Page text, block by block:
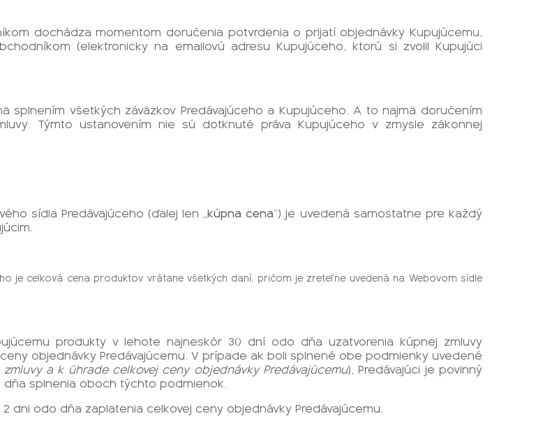
dochádza momentom doručenia potvrdenia o prijatí objednávky Kupujúcemu,
(elektronicky na emailovú adresu Kupujúceho, ktorú si zvolil Kupujúci
splnením všetkých záväzkov Predávajúceho a Kupujúceho. A to najmä doručením
Týmto ustanovením nie sú dotknuté práva Kupujúceho v zmysle zákonnej
sídla Predávajúceho (ďalej len „kúpna cena“) je uvedená samostatne pre každý
je celková cena produktov vrátane všetkých daní, pričom je zreteľne uvedená na Webovom sídle
produkty v lehote najneskôr 30 dní odo dňa uzatvorenia kúpnej zmluvy
objednávky Predávajúcemu. V prípade ak boli splnené obe podmienky uvedené
a k úhrade celkovej ceny objednávky Predávajúcemu), Predávajúci je povinný
splnenia oboch týchto podmienok.
dni odo dňa zaplatenia celkovej ceny objednávky Predávajúcemu.